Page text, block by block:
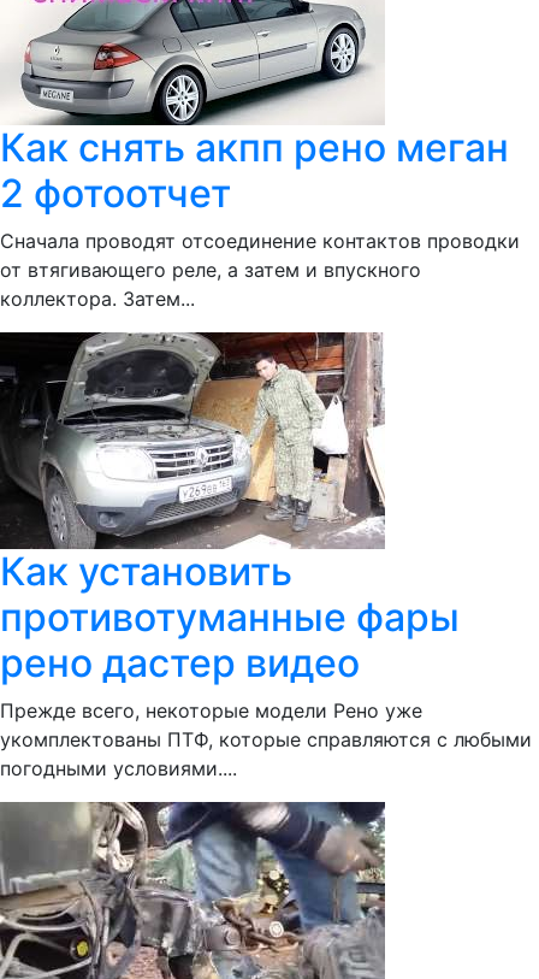
Как снять акпп рено меган
2 фотоотчет
Сначала проводят отсоединение контактов проводки
от втягивающего реле, а затем и впускного
коллектора. Затем...
Как установить
противотуманные фары
рено дастер видео
Прежде всего, некоторые модели Рено уже
укомплектованы ПТФ, которые справляются с любыми
погодными условиями....